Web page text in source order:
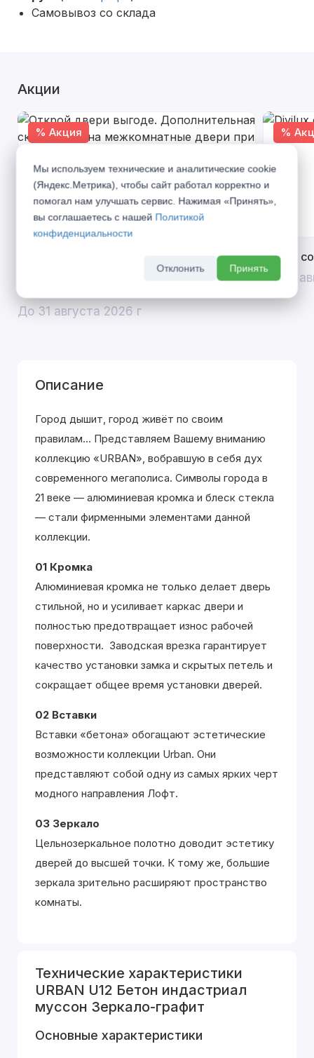
Самовывоз со склада
Акции
% Акция
Открой двери выгоде. Дополнительная
скидка 10% на межкомнатные двери при
покупке входной двери
До 31 августа 2026 г
%
Divilux
До 31
Описание
Город дышит, город живёт по своим
правилам... Представляем Вашему вниманию
коллекцию «URBAN», вобравшую в себя дух
современного мегаполиса. Символы города в
21 веке — алюминиевая кромка и блеск стекла
— стали фирменными элементами данной
коллекции.
01 Кромка
Алюминиевая кромка не только делает дверь
стильной, но и усиливает каркас двери и
полностью предотвращает износ рабочей
поверхности. Заводская врезка гарантирует
качество установки замка и скрытых петель и
сокращает общее время установки дверей.
02 Вставки
Вставки «бетона» обогащают эстетические
возможности коллекции Urban. Они
представляют собой одну из самых ярких черт
модного направления Лофт.
03 Зеркало
Цельнозеркальное полотно доводит эстетику
дверей до высшей точки. К тому же, большие
зеркала зрительно расширяют пространство
комнаты.
Технические характеристики
URBAN U12 Бетон индастриал
муссон Зеркало-графит
Основные характеристики
Мы используем технические и аналитические cookie
(Яндекс.Метрика), чтобы сайт работал корректно и
помогал нам улучшать сервис. Нажимая «Принять»,
вы соглашаетесь с нашей Политикой
конфиденциальности
Отклонить Принять